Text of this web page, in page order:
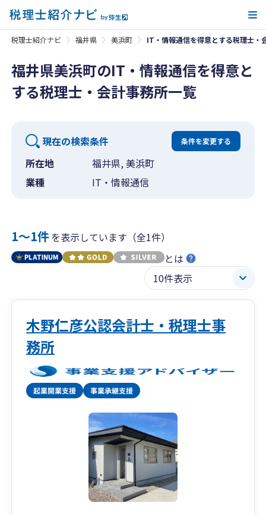
税理士紹介ナビ 福井県 美浜町 IT・情報通信を得意とする税理士・
福井県美浜町のIT・情報通信を得意と
する税理士・会計事務所一覧
現在の検索条件 条件を変更する
所在地
福井県, 美浜町
業種
IT・情報通信
1〜1件を表示しています（全1件）
とは
木野仁彦公認会計士・税理士事
務所